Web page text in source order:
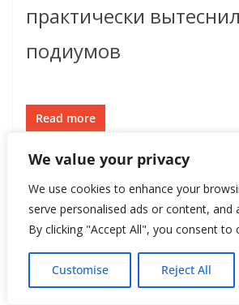
We value your privacy
We use cookies to enhance your
serve personalised ads or content, and
By clicking "Accept All", you consent to
Customise Reject All
практически
подиумов
Read more